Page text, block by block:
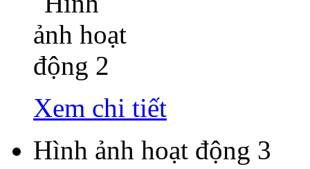
Xem chi tiết
Hình ảnh hoạt động 3